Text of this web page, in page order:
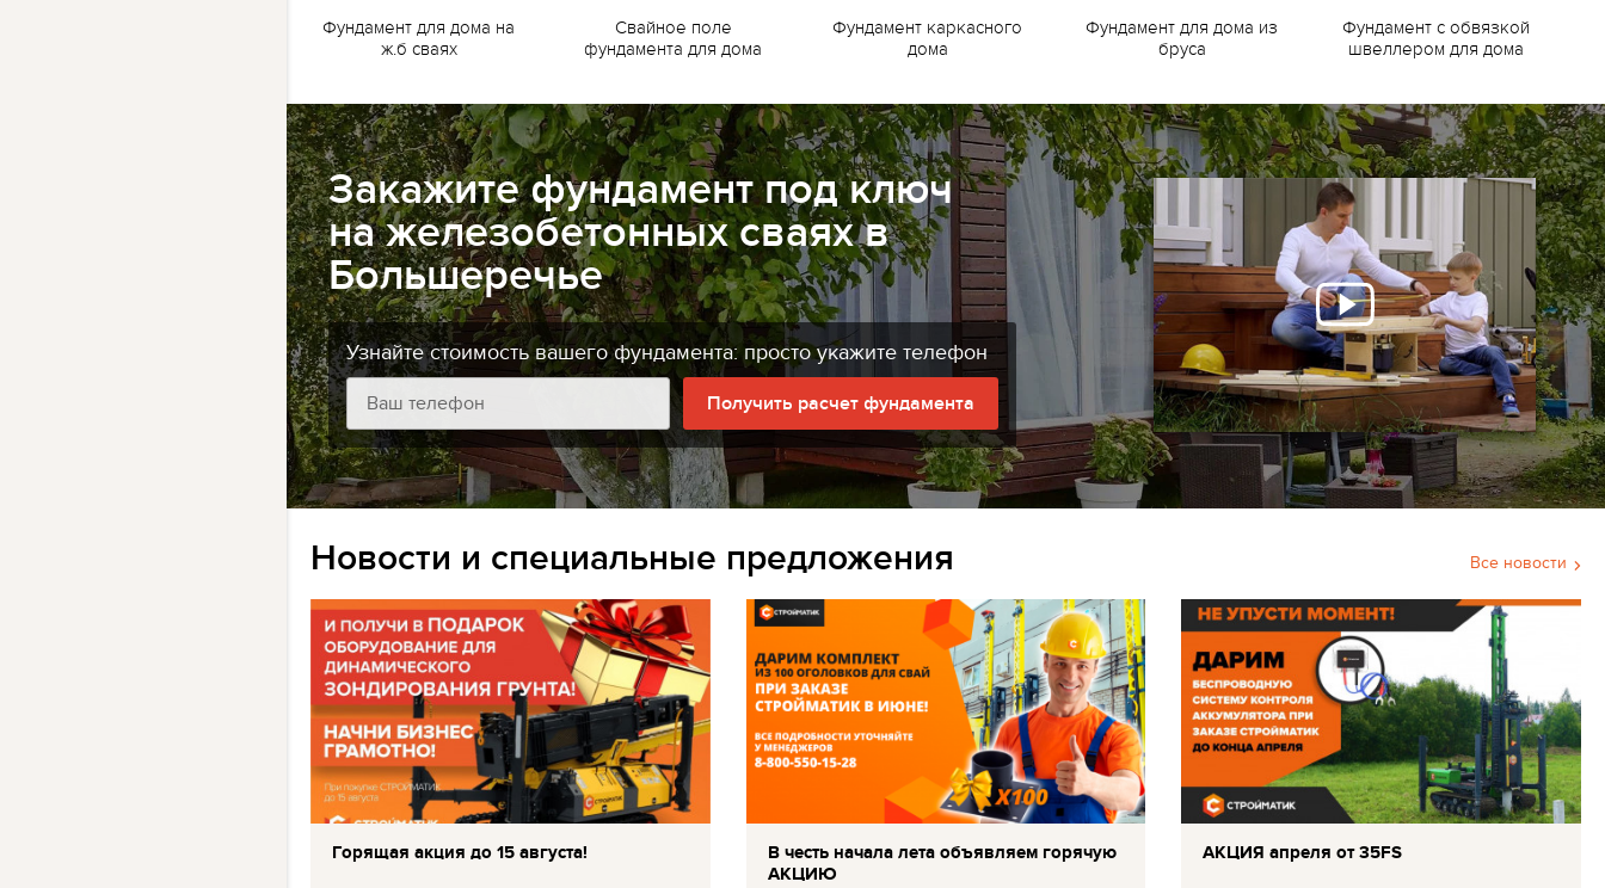
Фундамент для дома на
ж.б сваях
Свайное поле
фундамента для дома
Фундамент каркасного
дома
Фундамент для дома из
бруса
Фундамент с обвязкой
швеллером для дома
Закажите фундамент под ключ
на железобетонных сваях в
Большеречье
Узнайте стоимость вашего фундамента: просто укажите телефон
Получить расчет фундамента
Все новости
Новости и специальные предложения
Горящая акция до 15 августа!
В честь начала лета объявляем горячую
АКЦИЮ
АКЦИЯ апреля от 35FS